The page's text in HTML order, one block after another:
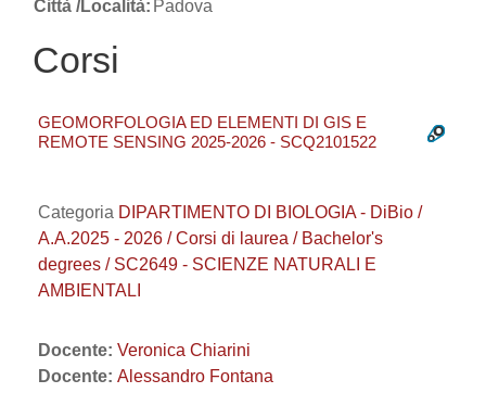
Città /Località: Padova
Corsi
GEOMORFOLOGIA ED ELEMENTI DI GIS E
REMOTE SENSING 2025-2026 - SCQ2101522
Categoria DIPARTIMENTO DI BIOLOGIA - DiBio /
A.A.2025 - 2026 / Corsi di laurea / Bachelor's
degrees / SC2649 - SCIENZE NATURALI E
AMBIENTALI
Docente: Veronica Chiarini
Docente: Alessandro Fontana